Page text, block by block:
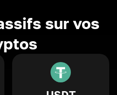
sur vos